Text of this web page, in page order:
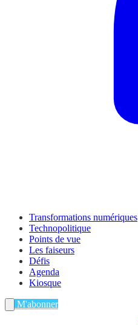
Transformations numériques
Technopolitique
Points de vue
Les faiseurs
Défis
Agenda
Kiosque
M'abonner